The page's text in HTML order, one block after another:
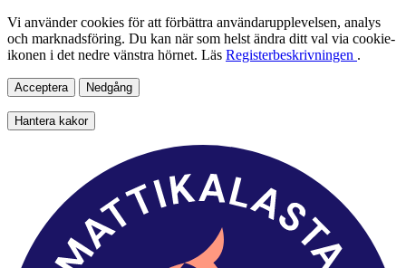
Vi använder cookies för att förbättra användarupplevelsen, analys
och marknadsföring. Du kan när som helst ändra ditt val via cookie-
ikonen i det nedre vänstra hörnet. Läs Registerbeskrivningen .
Acceptera Nedgång
Hantera kakor